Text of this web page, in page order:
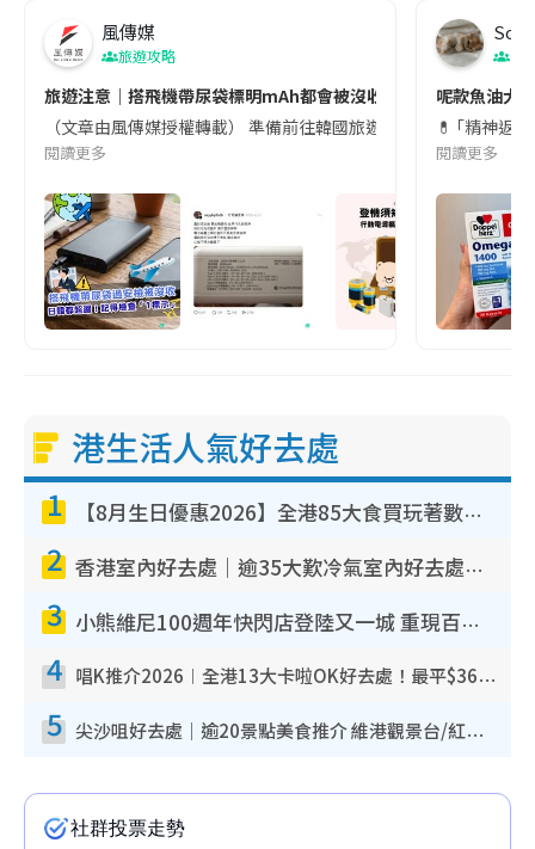
風傳媒
旅遊攻略
旅遊注意｜搭飛機帶尿袋標明mAh都會被沒收😱出發前切記檢查
（文章由風傳媒授權轉載） 準備前往韓國旅遊的民眾，近期要
閱讀更多
Soul
呢款魚油大
💊 ｢精神返
閱讀更多
港生活人氣好去處
1 【8月生日優惠2026】全港85大食買玩著數攻略 自助餐/火鍋放題同行免費＋誠品/DONKI送現金券
2 香港室內好去處｜逾35大歎冷氣室內好去處推介 室內活動免費避雨無懼落雨
3 小熊維尼100週年快閃店登陸又一城 重現百畝森林經典場景／獨家限定盲盒登場／專屬DIY香水
4 唱K推介2026︱全港13大卡啦OK好去處！最平$36起 日文K都有！(附地址+收費詳情)
5 尖沙咀好去處｜逾20景點美食推介 維港觀景台/紅磚古蹟/九龍公園/室內遊樂場